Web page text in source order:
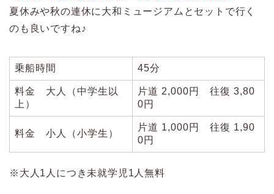
夏休みや秋の連休に大和ミュージアムとセットで行く
のも良いですね♪
乗船時間 45分
料金 大人（中学生以
上）
片道 2,000円 往復 3,80
0円
料金 小人（小学生）
片道 1,000円 往復 1,90
0円
※大人1人につき未就学児1人無料